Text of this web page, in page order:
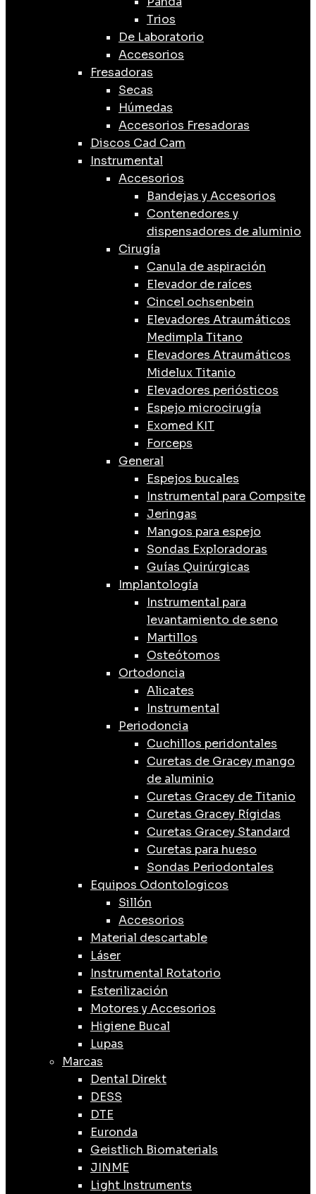
Trios
De Laboratorio
Accesorios
Fresadoras
Secas
Húmedas
Accesorios Fresadoras
Discos Cad Cam
Instrumental
Accesorios
Bandejas y Accesorios
Contenedores y
dispensadores de aluminio
Cirugía
Canula de aspiración
Elevador de raíces
Cincel ochsenbein
Elevadores Atraumáticos
Medimpla Titano
Elevadores Atraumáticos
Midelux Titanio
Elevadores periósticos
Espejo microcirugía
Exomed KIT
Forceps
General
Espejos bucales
Instrumental para Compsite
Jeringas
Mangos para espejo
Sondas Exploradoras
Guías Quirúrgicas
Implantología
Instrumental para
levantamiento de seno
Martillos
Osteótomos
Ortodoncia
Alicates
Instrumental
Periodoncia
Cuchillos peridontales
Curetas de Gracey mango
de aluminio
Curetas Gracey de Titanio
Curetas Gracey Rígidas
Curetas Gracey Standard
Curetas para hueso
Sondas Periodontales
Equipos Odontologicos
Sillón
Accesorios
Material descartable
Láser
Instrumental Rotatorio
Esterilización
Motores y Accesorios
Higiene Bucal
Lupas
Marcas
Dental Direkt
DESS
DTE
Euronda
Geistlich Biomaterials
JINME
Light Instruments